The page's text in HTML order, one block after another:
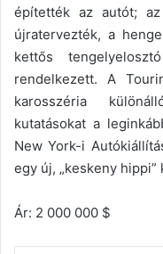
építették az autót;
újratervezték, a
kettős
rendelkezett. A
karosszéria
kutatásokat a
New York-i
egy új, „keskeny
Ár: 2 000 000 $